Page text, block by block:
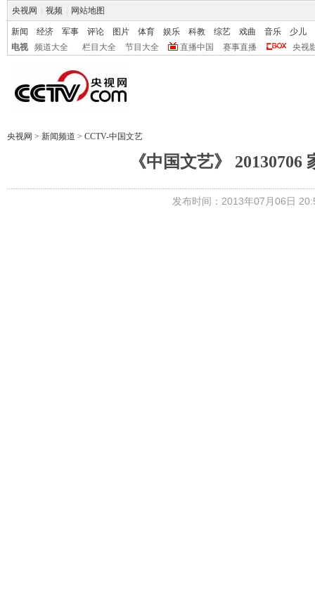
央视网 视频 网站地图
新闻 经济 军事 评论 图片 体育 娱乐 科教 综艺 戏曲 音乐
少儿
电视
频道大全 栏目大全 节目大全 直播中国 赛事直播 央视
央视网 > 新闻频道 > CCTV-中国文艺
《中国文艺》
发布时间：2013年07月06日